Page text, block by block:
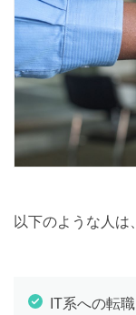
以下のような人は
IT系への転